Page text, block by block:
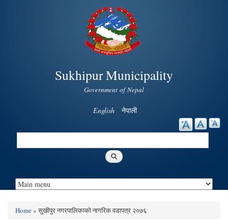
main
content
Sukhipur Municipality
Government of Nepal
English नेपाली
Search
You are here
Home» सुखीपुर नगरपालिकाको नागरिक वडापत्र २०७६